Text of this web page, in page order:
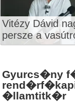
Vitézy Dávid
persze a
Gyurcs�ny
�llamtitk�r